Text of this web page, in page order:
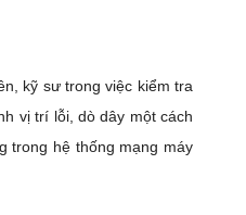
kỹ sư trong việc kiểm tra
vị trí lỗi, dò dây một cách
trong hệ thống mạng máy